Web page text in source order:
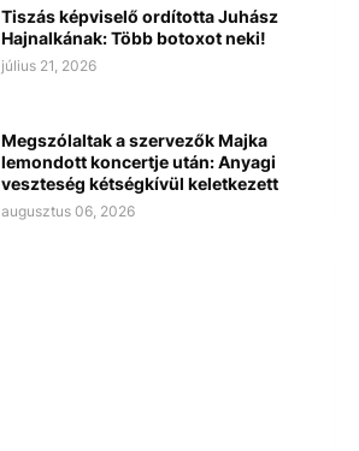
Tiszás képviselő ordította Juhász
Hajnalkának: Több botoxot neki!
július 21, 2026
Megszólaltak a szervezők Majka
lemondott koncertje után: Anyagi
veszteség kétségkívül keletkezett
augusztus 06, 2026